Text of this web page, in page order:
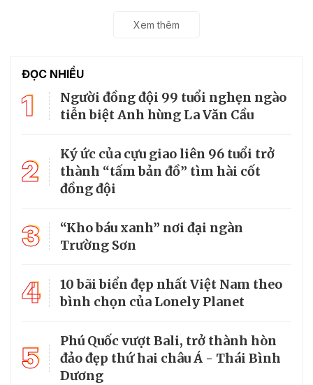
Xem thêm
ĐỌC NHIỀU
1
Người đồng đội 99 tuổi nghẹn ngào
tiễn biệt Anh hùng La Văn Cầu
2
Ký ức của cựu giao liên 96 tuổi trở
thành “tấm bản đồ” tìm hài cốt
đồng đội
3
“Kho báu xanh” nơi đại ngàn
Trường Sơn
4
10 bãi biển đẹp nhất Việt Nam theo
bình chọn của Lonely Planet
5
Phú Quốc vượt Bali, trở thành hòn
đảo đẹp thứ hai châu Á - Thái Bình
Dương